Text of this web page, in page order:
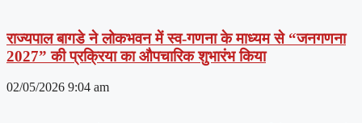
राज्यपाल बागडे ने लोकभवन में स्व-गणना के माध्यम से “जनगणना
2027” की प्रक्रिया का औपचारिक शुभारंभ किया
02/05/2026 9:04 am